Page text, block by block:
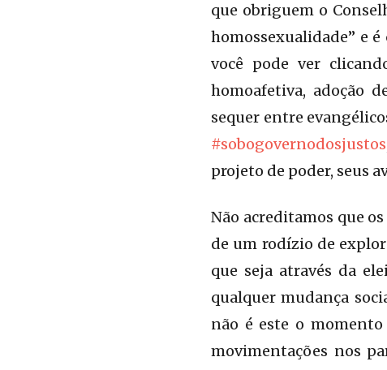
que obriguem o
homossexualidade” e
você pode ver
homoafetiva, adoção
sequer entre
#sobogovernodosjustos
projeto de poder, seus
Não acreditamos que
de um rodízio de
que seja através da
qualquer mudança
não é este o
movimentações nos